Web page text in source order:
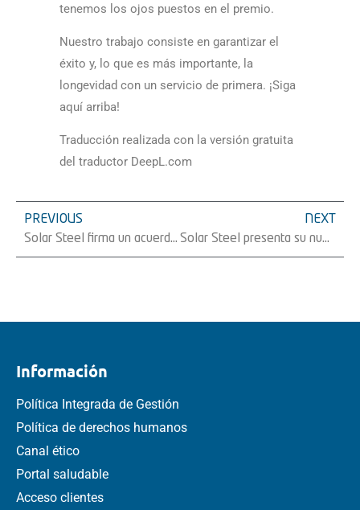
tenemos los ojos puestos en el premio.
Nuestro trabajo consiste en garantizar el
éxito y, lo que es más importante, la
longevidad con un servicio de primera. ¡Siga
aquí arriba!
Traducción realizada con la versión gratuita
del traductor DeepL.com
PREVIOUS
Solar Steel firma un acuerdo para el suministro de 200 MW de seguidores solares en España
NEXT
Solar Steel presenta su nuevo seguidor solar 1P: TracSmarT+1P
Información
Política Integrada de Gestión
Política de derechos humanos
Canal ético
Portal saludable
Acceso clientes